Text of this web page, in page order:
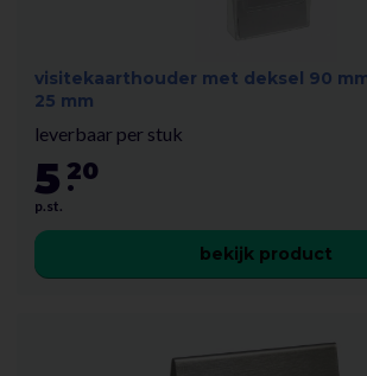
visitekaarthouder met deksel 90
25 mm
leverbaar per stuk
5 .
20
p.st.
bekijk product